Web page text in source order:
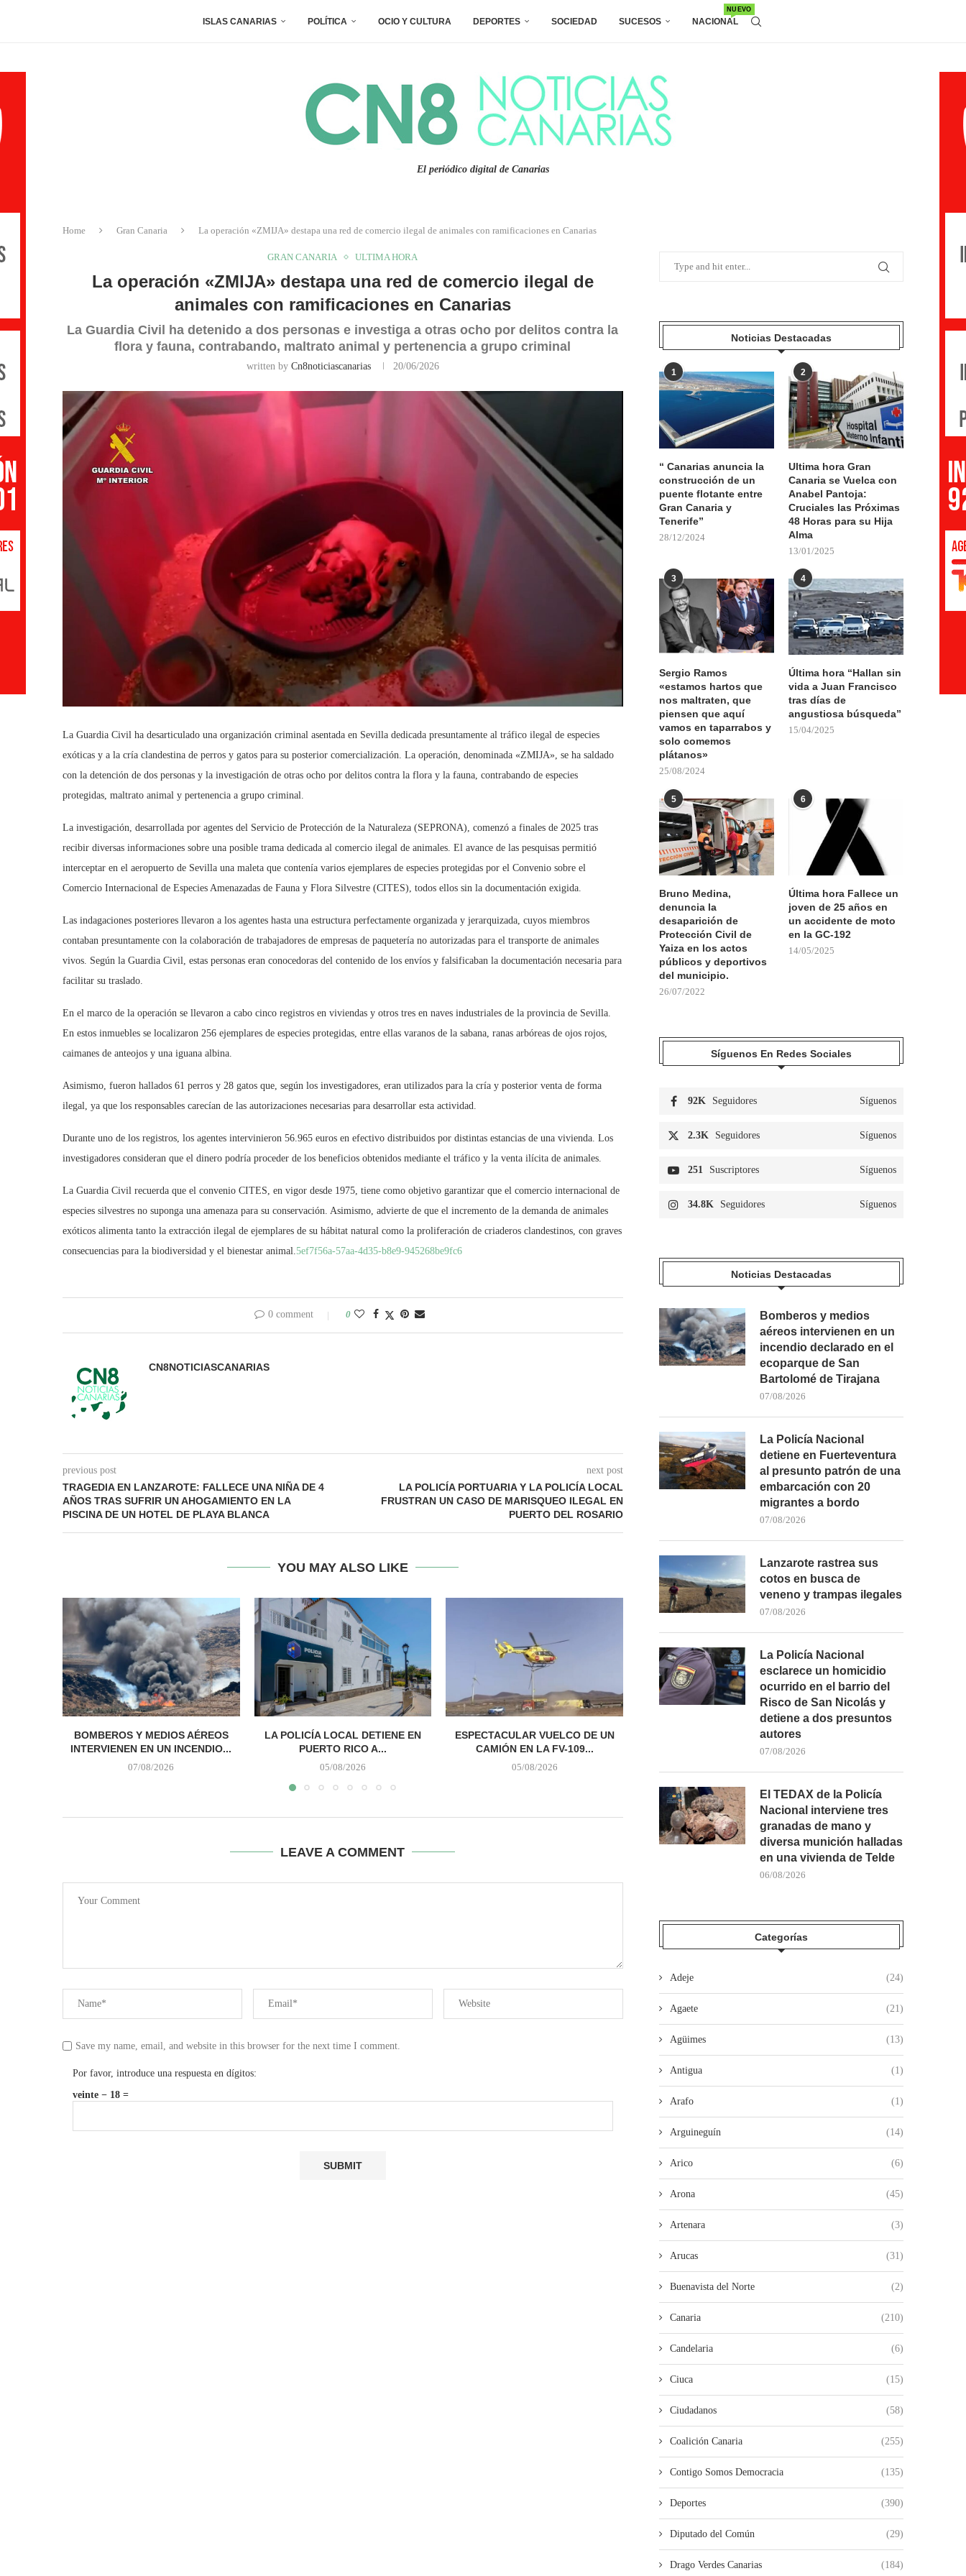
ISLAS CANARIAS POLÍTICA OCIO Y CULTURA DEPORTES SOCIEDAD SUCESOS NACIONAL
NUEVO
El periódico digital de Canarias
Home Gran Canaria La operación «ZMIJA» destapa una red de comercio ilegal de animales con ramificaciones en Canarias
GRAN CANARIA ULTIMA HORA
La operación «ZMIJA» destapa una red de comercio ilegal de
animales con ramificaciones en Canarias
La Guardia Civil ha detenido a dos personas e investiga a otras ocho por delitos contra la
flora y fauna, contrabando, maltrato animal y pertenencia a grupo criminal
written by Cn8noticiascanarias 20/06/2026
La Guardia Civil ha desarticulado una organización criminal asentada en Sevilla dedicada presuntamente al tráfico ilegal de especies
exóticas y a la cría clandestina de perros y gatos para su posterior comercialización. La operación, denominada «ZMIJA», se ha saldado
con la detención de dos personas y la investigación de otras ocho por delitos contra la flora y la fauna, contrabando de especies
protegidas, maltrato animal y pertenencia a grupo criminal.
La investigación, desarrollada por agentes del Servicio de Protección de la Naturaleza (SEPRONA), comenzó a finales de 2025 tras
recibir diversas informaciones sobre una posible trama dedicada al comercio ilegal de animales. El avance de las pesquisas permitió
interceptar en el aeropuerto de Sevilla una maleta que contenía varios ejemplares de especies protegidas por el Convenio sobre el
Comercio Internacional de Especies Amenazadas de Fauna y Flora Silvestre (CITES), todos ellos sin la documentación exigida.
Las indagaciones posteriores llevaron a los agentes hasta una estructura perfectamente organizada y jerarquizada, cuyos miembros
contaban presuntamente con la colaboración de trabajadores de empresas de paquetería no autorizadas para el transporte de animales
vivos. Según la Guardia Civil, estas personas eran conocedoras del contenido de los envíos y falsificaban la documentación necesaria para
facilitar su traslado.
En el marco de la operación se llevaron a cabo cinco registros en viviendas y otros tres en naves industriales de la provincia de Sevilla.
En estos inmuebles se localizaron 256 ejemplares de especies protegidas, entre ellas varanos de la sabana, ranas arbóreas de ojos rojos,
caimanes de anteojos y una iguana albina.
Asimismo, fueron hallados 61 perros y 28 gatos que, según los investigadores, eran utilizados para la cría y posterior venta de forma
ilegal, ya que los responsables carecían de las autorizaciones necesarias para desarrollar esta actividad.
Durante uno de los registros, los agentes intervinieron 56.965 euros en efectivo distribuidos por distintas estancias de una vivienda. Los
investigadores consideran que el dinero podría proceder de los beneficios obtenidos mediante el tráfico y la venta ilícita de animales.
La Guardia Civil recuerda que el convenio CITES, en vigor desde 1975, tiene como objetivo garantizar que el comercio internacional de
especies silvestres no suponga una amenaza para su conservación. Asimismo, advierte de que el incremento de la demanda de animales
exóticos alimenta tanto la extracción ilegal de ejemplares de su hábitat natural como la proliferación de criaderos clandestinos, con graves
consecuencias para la biodiversidad y el bienestar animal. 5ef7f56a-57aa-4d35-b8e9-945268be9fc6
0 comment 0
CN8NOTICIASCANARIAS
previous post
TRAGEDIA EN LANZAROTE: FALLECE UNA NIÑA DE 4
AÑOS TRAS SUFRIR UN AHOGAMIENTO EN LA
PISCINA DE UN HOTEL DE PLAYA BLANCA
next post
LA POLICÍA PORTUARIA Y LA POLICÍA LOCAL
FRUSTRAN UN CASO DE MARISQUEO ILEGAL EN
PUERTO DEL ROSARIO
YOU MAY ALSO LIKE
BOMBEROS Y MEDIOS AÉREOS
INTERVIENEN EN UN INCENDIO...
07/08/2026
LA POLICÍA LOCAL DETIENE EN
PUERTO RICO A...
05/08/2026
ESPECTACULAR VUELCO DE UN
CAMIÓN EN LA FV-109...
05/08/2026
GÁLDAR MANTIENE SIN REPONER
UNA FAROLA EN LA...
LEAVE A COMMENT
Save my name, email, and website in this browser for the next time I comment.
Por favor, introduce una respuesta en dígitos:
veinte − 18 =
Noticias Destacadas
1
“ Canarias anuncia la
construcción de un
puente flotante entre
Gran Canaria y
Tenerife”
28/12/2024
2
Ultima hora Gran
Canaria se Vuelca con
Anabel Pantoja:
Cruciales las Próximas
48 Horas para su Hija
Alma
13/01/2025
3
Sergio Ramos
«estamos hartos que
nos maltraten, que
piensen que aquí
vamos en taparrabos y
solo comemos
plátanos»
25/08/2024
4
Última hora “Hallan sin
vida a Juan Francisco
tras días de
angustiosa búsqueda”
15/04/2025
5
Bruno Medina,
denuncia la
desaparición de
Protección Civil de
Yaiza en los actos
públicos y deportivos
del municipio.
26/07/2022
6
Última hora Fallece un
joven de 25 años en
un accidente de moto
en la GC-192
14/05/2025
Síguenos En Redes Sociales
92K Seguidores Síguenos
2.3K Seguidores Síguenos
251 Suscriptores Síguenos
34.8K Seguidores Síguenos
Noticias Destacadas
Bomberos y medios
aéreos intervienen en un
incendio declarado en el
ecoparque de San
Bartolomé de Tirajana
07/08/2026
La Policía Nacional
detiene en Fuerteventura
al presunto patrón de una
embarcación con 20
migrantes a bordo
07/08/2026
Lanzarote rastrea sus
cotos en busca de
veneno y trampas ilegales
07/08/2026
La Policía Nacional
esclarece un homicidio
ocurrido en el barrio del
Risco de San Nicolás y
detiene a dos presuntos
autores
07/08/2026
El TEDAX de la Policía
Nacional interviene tres
granadas de mano y
diversa munición halladas
en una vivienda de Telde
06/08/2026
Categorías
Adeje (24)
Agaete (21)
Agüimes (13)
Antigua (1)
Arafo (1)
Arguineguín (14)
Arico (6)
Arona (45)
Artenara (3)
Arucas (31)
Buenavista del Norte (2)
Canaria (210)
Candelaria (6)
Ciuca (15)
Ciudadanos (58)
Coalición Canaria (255)
Contigo Somos Democracia (135)
Deportes (390)
Diputado del Común (29)
Drago Verdes Canarias (184)